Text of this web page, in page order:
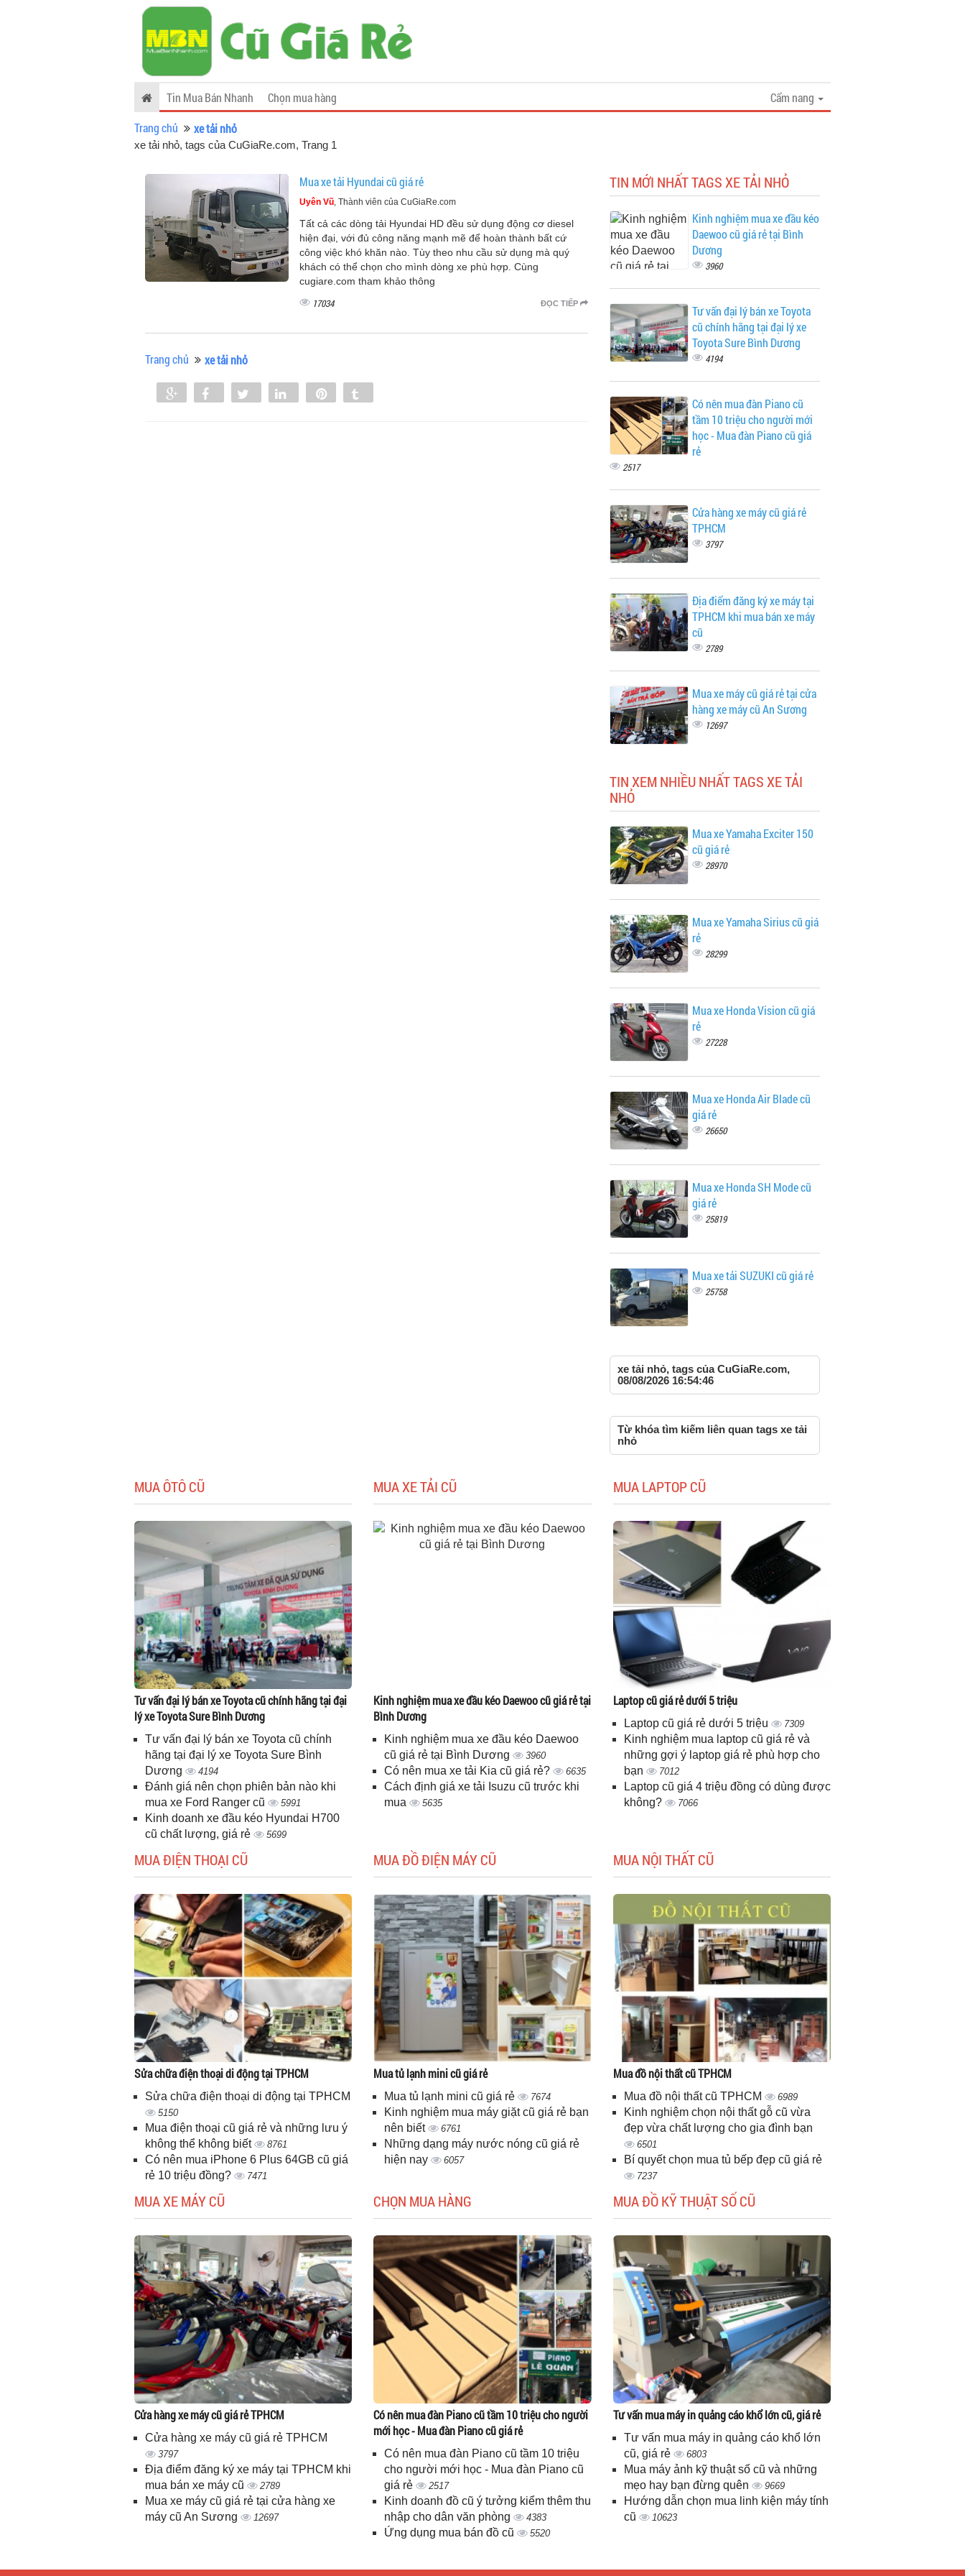
Cẩm nang
Tin Mua Bán Nhanh
Chọn mua hàng
Trang chủ
xe tải nhỏ
xe tải nhỏ, tags của CuGiaRe.com, Trang 1
Mua xe tải Hyundai cũ giá rẻ
Uyên Vũ, Thành viên của CuGiaRe.com
Tất cả các dòng tải Hyundai HD đều sử dụng động cơ diesel
hiện đại, với đủ công năng mạnh mẽ để hoàn thành bất cứ
công việc khó khăn nào. Tùy theo nhu cầu sử dụng mà quý
khách có thể chọn cho mình dòng xe phù hợp. Cùng
cugiare.com tham khảo thông
ĐỌC TIẾP
17034
Trang chủ xe tải nhỏ
Share Share Tweet Share
TIN MỚI NHẤT TAGS XE TẢI NHỎ
Kinh nghiệm mua xe đầu kéo
Daewoo cũ giá rẻ tại Bình
Dương
3960
Tư vấn đại lý bán xe Toyota
cũ chính hãng tại đại lý xe
Toyota Sure Bình Dương
4194
Có nên mua đàn Piano cũ
tầm 10 triệu cho người mới
học - Mua đàn Piano cũ giá
rẻ
2517
Cửa hàng xe máy cũ giá rẻ
TPHCM
3797
Địa điểm đăng ký xe máy tại
TPHCM khi mua bán xe máy
cũ
2789
Mua xe máy cũ giá rẻ tại cửa
hàng xe máy cũ An Sương
12697
TIN XEM NHIỀU NHẤT TAGS XE TẢI
NHỎ
Mua xe Yamaha Exciter 150
cũ giá rẻ
28970
Mua xe Yamaha Sirius cũ giá
rẻ
28299
Mua xe Honda Vision cũ giá
rẻ
27228
Mua xe Honda Air Blade cũ
giá rẻ
26650
Mua xe Honda SH Mode cũ
giá rẻ
25819
Mua xe tải SUZUKI cũ giá rẻ
25758
xe tải nhỏ, tags của CuGiaRe.com,
08/08/2026 16:54:46
Từ khóa tìm kiếm liên quan tags xe tải
nhỏ
MUA ÔTÔ CŨ
Tư vấn đại lý bán xe Toyota cũ chính hãng tại đại
lý xe Toyota Sure Bình Dương
Tư vấn đại lý bán xe Toyota cũ chính
hãng tại đại lý xe Toyota Sure Bình
Dương
4194
Đánh giá nên chọn phiên bản nào khi
mua xe Ford Ranger cũ
5991
Kinh doanh xe đầu kéo Hyundai H700
cũ chất lượng, giá rẻ
5699
MUA XE TẢI CŨ
Kinh nghiệm mua xe đầu kéo Daewoo cũ giá rẻ tại
Bình Dương
Kinh nghiệm mua xe đầu kéo Daewoo
cũ giá rẻ tại Bình Dương
3960
Có nên mua xe tải Kia cũ giá rẻ? 6635
Cách định giá xe tải Isuzu cũ trước khi
mua
5635
MUA LAPTOP CŨ
Laptop cũ giá rẻ dưới 5 triệu
Laptop cũ giá rẻ dưới 5 triệu 7309
Kinh nghiệm mua laptop cũ giá rẻ và
những gợi ý laptop giá rẻ phù hợp cho
bạn
7012
Laptop cũ giá 4 triệu đồng có dùng được
không?
7066
MUA ĐIỆN THOẠI CŨ
Sửa chữa điện thoại di động tại TPHCM
Sửa chữa điện thoại di động tại TPHCM
5150
Mua điện thoại cũ giá rẻ và những lưu ý
không thể không biết
8761
Có nên mua iPhone 6 Plus 64GB cũ giá
rẻ 10 triệu đồng?
7471
MUA ĐỒ ĐIỆN MÁY CŨ
Mua tủ lạnh mini cũ giá rẻ
Mua tủ lạnh mini cũ giá rẻ 7674
Kinh nghiệm mua máy giặt cũ giá rẻ bạn
nên biết
6761
Những dạng máy nước nóng cũ giá rẻ
hiện nay
6057
MUA NỘI THẤT CŨ
Mua đồ nội thất cũ TPHCM
Mua đồ nội thất cũ TPHCM 6989
Kinh nghiệm chọn nội thất gỗ cũ vừa
đẹp vừa chất lượng cho gia đình bạn
6501
Bí quyết chọn mua tủ bếp đẹp cũ giá rẻ
7237
MUA XE MÁY CŨ
Cửa hàng xe máy cũ giá rẻ TPHCM
Cửa hàng xe máy cũ giá rẻ TPHCM
3797
Địa điểm đăng ký xe máy tại TPHCM khi
mua bán xe máy cũ
2789
Mua xe máy cũ giá rẻ tại cửa hàng xe
máy cũ An Sương
12697
CHỌN MUA HÀNG
Có nên mua đàn Piano cũ tầm 10 triệu cho người
mới học - Mua đàn Piano cũ giá rẻ
Có nên mua đàn Piano cũ tầm 10 triệu
cho người mới học - Mua đàn Piano cũ
giá rẻ
2517
Kinh doanh đồ cũ ý tưởng kiểm thêm thu
nhập cho dân văn phòng
4383
Ứng dụng mua bán đồ cũ 5520
MUA ĐỒ KỸ THUẬT SỐ CŨ
Tư vấn mua máy in quảng cáo khổ lớn cũ, giá rẻ
Tư vấn mua máy in quảng cáo khổ lớn
cũ, giá rẻ
6803
Mua máy ảnh kỹ thuật số cũ và những
mẹo hay bạn đừng quên
9669
Hướng dẫn chọn mua linh kiện máy tính
cũ
10623